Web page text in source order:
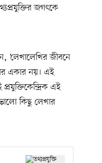
জগৎকে
‘লেখালেখির জীবনে
একার নয়। এই
এই
কিছু লেখার